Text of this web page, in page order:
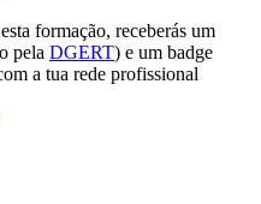
formação, receberás um
pela DGERT) e um badge
a tua rede profissional